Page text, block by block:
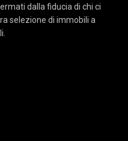
dalla fiducia di chi ci
selezione di immobili a